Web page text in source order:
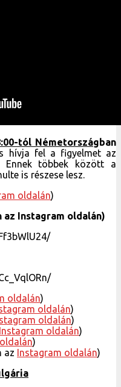
tól Németországban
hívja fel a figyelmet az
Ennek többek között a
is részese lesz.
oldalán)
az Instagram oldalán)
oldalán)
oldalán)
oldalán)
Instagram oldalán)
)
az Instagram oldalán)